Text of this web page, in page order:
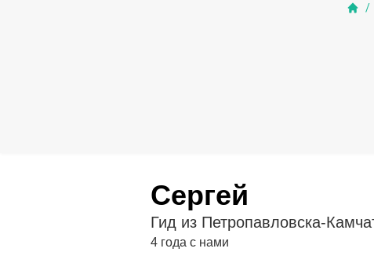
/
Сергей
Гид из Петропавловска-
4 года с нами